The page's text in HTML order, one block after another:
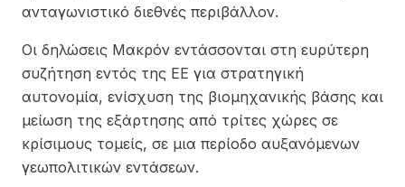
ανταγωνιστικό διεθνές περιβάλλον.
Οι δηλώσεις Μακρόν εντάσσονται στη ευρύτερη
συζήτηση εντός της ΕΕ για στρατηγική
αυτονομία, ενίσχυση της βιομηχανικής βάσης και
μείωση της εξάρτησης από τρίτες χώρες σε
κρίσιμους τομείς, σε μια περίοδο αυξανόμενων
γεωπολιτικών εντάσεων.